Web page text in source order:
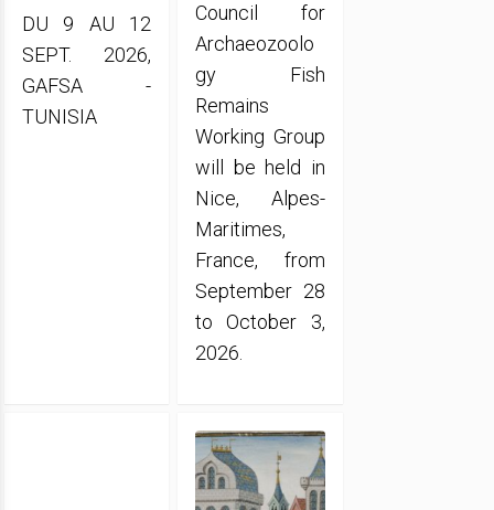
DU 9 AU 12
SEPT. 2026,
GAFSA -
TUNISIA
Council for
Archaeozoolo
gy Fish
Remains
Working Group
will be held in
Nice, Alpes-
Maritimes,
France, from
September 28
to October 3,
2026.